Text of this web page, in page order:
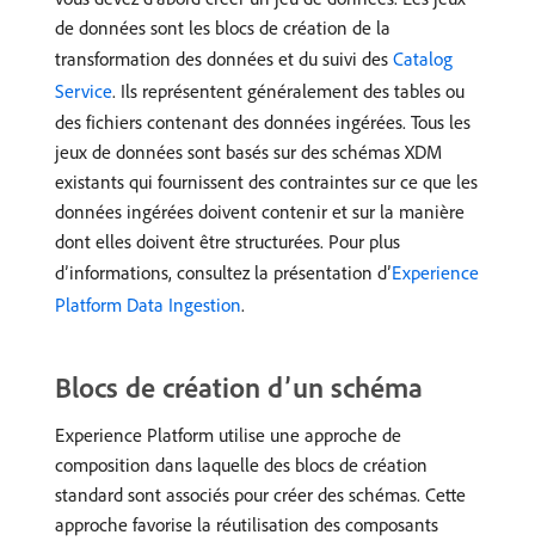
de données sont les blocs de création de la
transformation des données et du suivi des Catalog
Service. Ils représentent généralement des tables ou
des fichiers contenant des données ingérées. Tous les
jeux de données sont basés sur des schémas XDM
existants qui fournissent des contraintes sur ce que les
données ingérées doivent contenir et sur la manière
dont elles doivent être structurées. Pour plus
d’informations, consultez la présentation d’Experience
Platform Data Ingestion.
Blocs de création d’un schéma
Experience Platform utilise une approche de
composition dans laquelle des blocs de création
standard sont associés pour créer des schémas. Cette
approche favorise la réutilisation des composants